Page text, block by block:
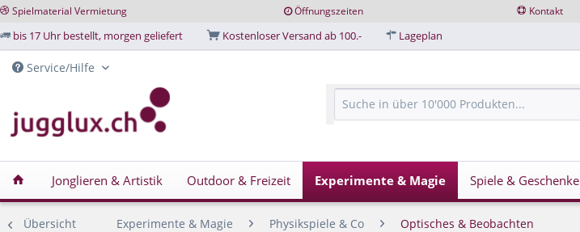
Spielmaterial Vermietung Öffnungszeiten Kontakt
bis 17 Uhr bestellt, morgen geliefert Kostenloser Versand ab 100.- Lageplan
Service/Hilfe
Jonglieren & Artistik Outdoor & Freizeit Experimente & Magie Spiele & Geschenke
Übersicht Experimente & Magie Physikspiele & Co Optisches & Beobachten